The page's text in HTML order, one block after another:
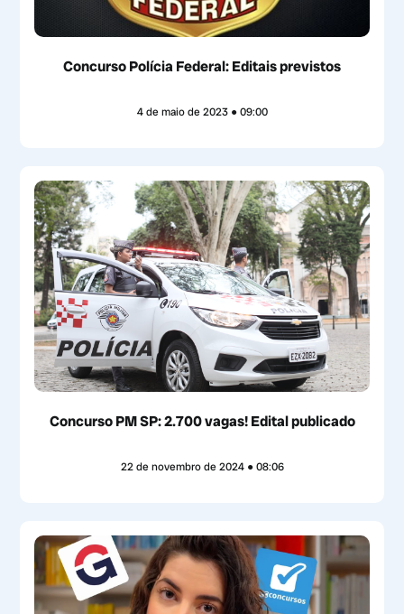
Concurso Polícia Federal: Editais previstos
4 de maio de 2023 09:00
Concurso PM SP: 2.700 vagas! Edital publicado
22 de novembro de 2024 08:06